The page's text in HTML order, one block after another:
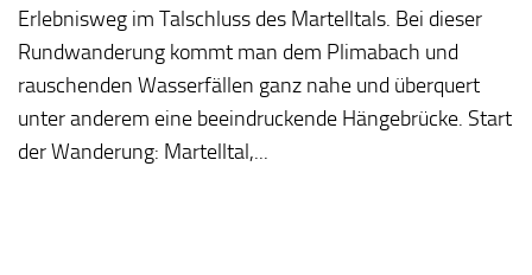
Erlebnisweg im Talschluss des Martelltals. Bei dieser
Rundwanderung kommt man dem Plimabach und
rauschenden Wasserfällen ganz nahe und überquert
unter anderem eine beeindruckende Hängebrücke. Start
der Wanderung: Martelltal,...